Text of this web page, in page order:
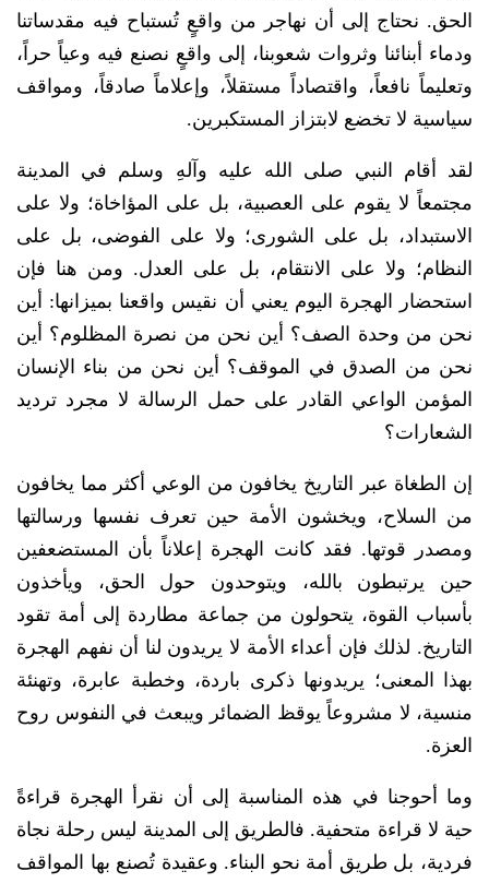
الحق. نحتاج إلى أن نهاجر من واقعٍ تُستباح فيه مقدساتنا
ودماء أبنائنا وثروات شعوبنا، إلى واقعٍ نصنع فيه وعياً حراً،
وتعليماً نافعاً، واقتصاداً مستقلاً، وإعلاماً صادقاً، ومواقف
سياسية لا تخضع لابتزاز المستكبرين.
لقد أقام النبي صلى الله عليه وآلهِ وسلم في المدينة
مجتمعاً لا يقوم على العصبية، بل على المؤاخاة؛ ولا على
الاستبداد، بل على الشورى؛ ولا على الفوضى، بل على
النظام؛ ولا على الانتقام، بل على العدل. ومن هنا فإن
استحضار الهجرة اليوم يعني أن نقيس واقعنا بميزانها: أين
نحن من وحدة الصف؟ أين نحن من نصرة المظلوم؟ أين
نحن من الصدق في الموقف؟ أين نحن من بناء الإنسان
المؤمن الواعي القادر على حمل الرسالة لا مجرد ترديد
الشعارات؟
إن الطغاة عبر التاريخ يخافون من الوعي أكثر مما يخافون
من السلاح، ويخشون الأمة حين تعرف نفسها ورسالتها
ومصدر قوتها. فقد كانت الهجرة إعلاناً بأن المستضعفين
حين يرتبطون بالله، ويتوحدون حول الحق، ويأخذون
بأسباب القوة، يتحولون من جماعة مطاردة إلى أمة تقود
التاريخ. لذلك فإن أعداء الأمة لا يريدون لنا أن نفهم الهجرة
بهذا المعنى؛ يريدونها ذكرى باردة، وخطبة عابرة، وتهنئة
منسية، لا مشروعاً يوقظ الضمائر ويبعث في النفوس روح
العزة.
وما أحوجنا في هذه المناسبة إلى أن نقرأ الهجرة قراءةً
حية لا قراءة متحفية. فالطريق إلى المدينة ليس رحلة نجاة
فردية، بل طريق أمة نحو البناء. وعقيدة تُصنع بها المواقف